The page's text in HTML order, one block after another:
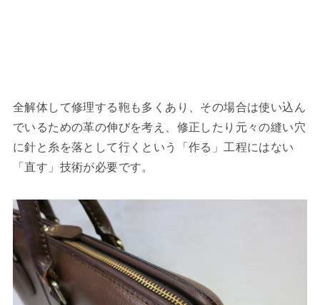
全解体して修理する鞄も多くあり、その場合は使い込ん
でいるための革の伸びを考え、修正したり元々の縫い穴
に針と糸を落として行くという「作る」工程にはない
「直す」技術が必要です。